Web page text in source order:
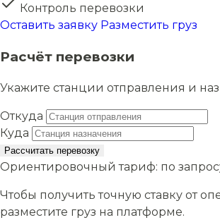
Контроль перевозки
Оставить заявку Разместить груз
Расчёт перевозки
Укажите станции отправления и
Откуда
Куда
Рассчитать перевозку
Ориентировочный тариф: по
Чтобы получить точную ставку от
разместите груз на платформе.